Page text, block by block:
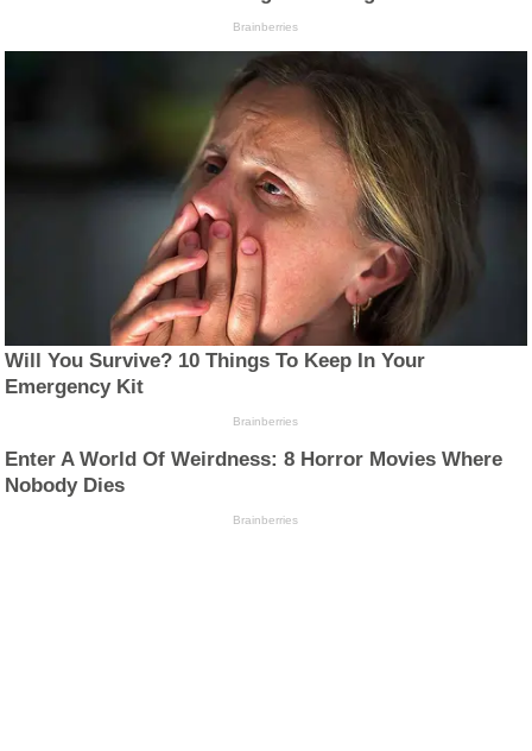
Brainberries
Will You Survive? 10 Things To Keep In Your
Emergency Kit
Brainberries
Enter A World Of Weirdness: 8 Horror Movies Where
Nobody Dies
Brainberries